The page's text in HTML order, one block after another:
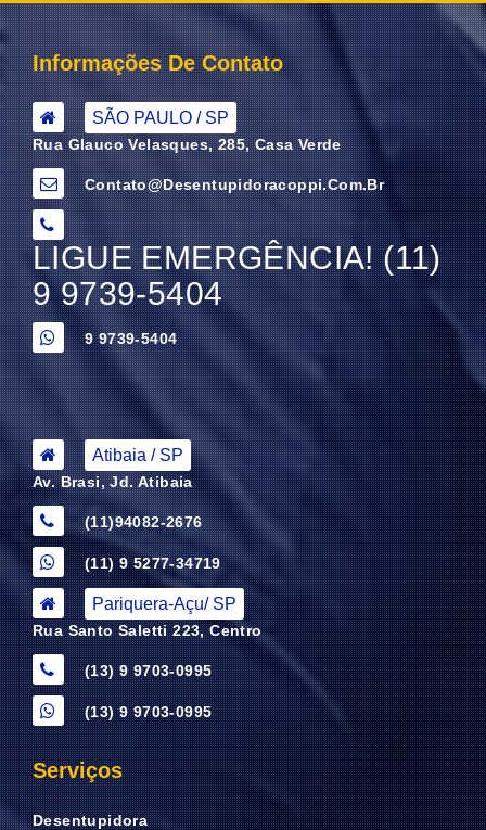
Informações De Contato
SÃO PAULO / SP
Rua Glauco Velasques, 285, Casa Verde
Contato@desentupidoracoppi.com.br
LIGUE EMERGÊNCIA! (11)
9 9739-5404
9 9739-5404
Atibaia / SP
Av. Brasi, Jd. Atibaia
(11)94082-2676
(11) 9 5277-34719
Pariquera-Açu/ SP
Rua Santo Saletti 223, Centro
(13) 9 9703-0995
(13) 9 9703-0995
Serviços
Desentupidora